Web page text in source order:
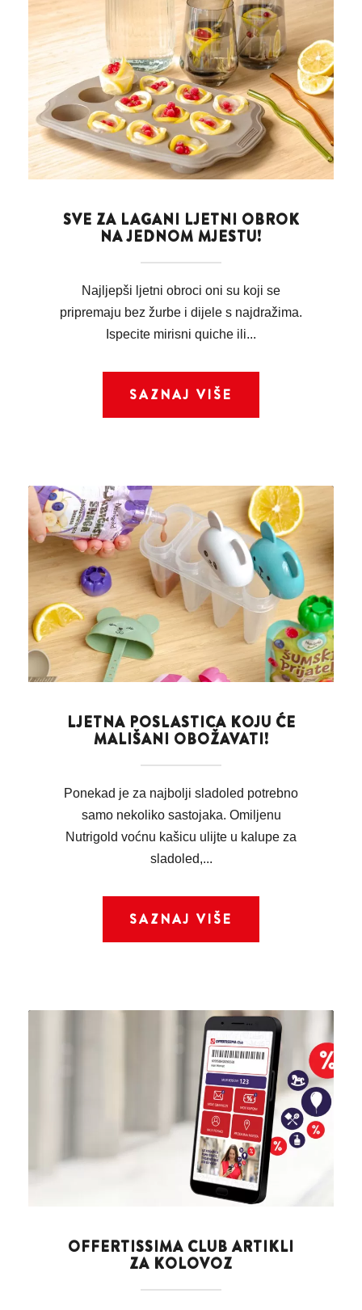
SVE ZA LAGANI LJETNI OBROK
NA JEDNOM MJESTU!
Najljepši ljetni obroci oni su koji se
pripremaju bez žurbe i dijele s najdražima.
Ispecite mirisni quiche ili...
SAZNAJ VIŠE
LJETNA POSLASTICA KOJU ĆE
MALIŠANI OBOŽAVATI!
Ponekad je za najbolji sladoled potrebno
samo nekoliko sastojaka. Omiljenu
Nutrigold voćnu kašicu ulijte u kalupe za
sladoled,...
SAZNAJ VIŠE
OFFERTISSIMA CLUB ARTIKLI
ZA KOLOVOZ